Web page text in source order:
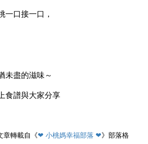
一口接一口，
未盡的滋味～
食譜與大家分享
章轉載自《❤ 小桃媽幸福部落 ❤》部落格